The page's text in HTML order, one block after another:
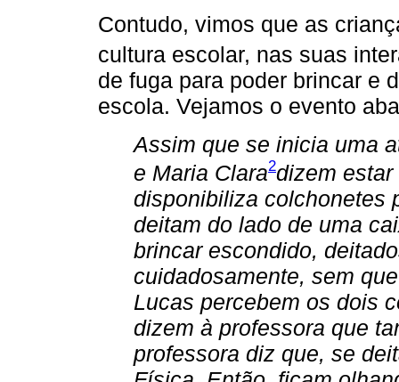
Contudo, vimos que as
cultura escolar, nas suas
de fuga para poder brincar e
escola. Vejamos o evento
Assim que se inicia uma
e Maria Clara2dizem
disponibiliza colchonetes
deitam do lado de uma
brincar escondido,
cuidadosamente, sem
Lucas percebem os dois
dizem à professora que
professora diz que, se